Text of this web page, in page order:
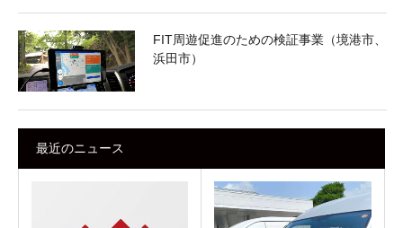
FIT周遊促進のための検証事業（境港市、
浜田市）
最近のニュース